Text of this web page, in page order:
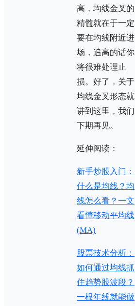
高，均线金叉的
精髓就在于一定
要在均线附近进
场，追高的话你
将很难处理止
损。好了，关于
均线金叉形态就
讲到这里，我们
下期再见。
延伸阅读：
新手炒股入门：
什么是均线？均
线怎么看？一文
看懂移动平均线
(MA)
股票技术分析：
如何通过均线抓
住趋势股波段？
一根年线就能做